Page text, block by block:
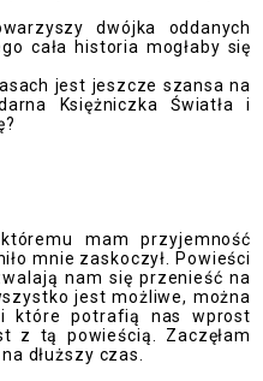
dwójka oddanych
cała historia mogłaby się
jest jeszcze szansa na
Księżniczka Światła i
mam przyjemność
mnie zaskoczył. Powieści
nam się przenieść na
jest możliwe, można
które potrafią nas wprost
z tą powieścią. Zaczęłam
dłuższy czas.